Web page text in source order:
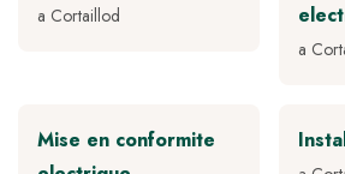
a Cortaillod
a
Mise en conformite